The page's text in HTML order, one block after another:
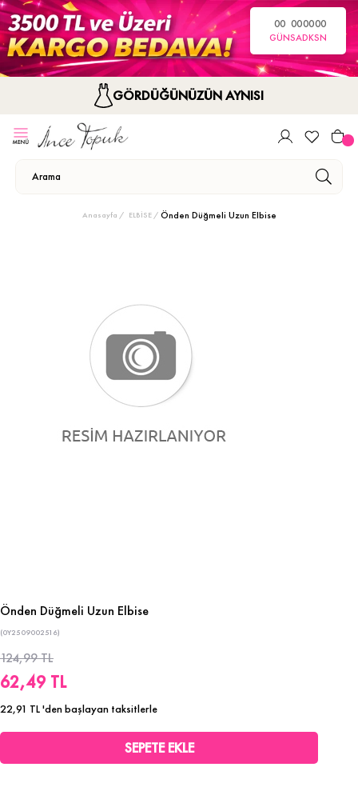
00
GÜN
00
SA
00
DK
00
SN
GÖRDÜĞÜNÜZÜN AYNISI
Anasayfa ELBİSE Önden Düğmeli Uzun Elbise
Önden Düğmeli Uzun Elbise
(0Y2509002516)
124,99 TL
62,49 TL
22,91 TL'den başlayan taksitlerle